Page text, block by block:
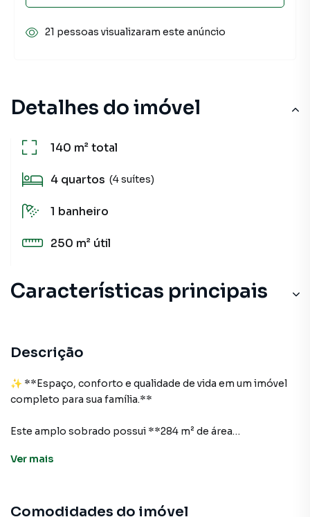
Detalhes do imóvel
140 m²total
4 quartos (4 suítes)
1 banheiro
250 m² útil
Características principais
Aquecimento Elétrico
Entrada Lateral
Descrição
✨ **Espaço, conforto e qualidade de vida em um imóvel
completo para sua família.**
Este amplo sobrado possui **284 m² de área
privacidade e funcionalidade** em todos os ambientes. A
com mais comodidade em uma região valorizada.
Ver mais
Comodidades do imóvel
21 pessoas visualizaram este anúncio